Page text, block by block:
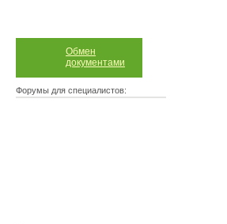
Обмен
документами
Форумы для специалистов: